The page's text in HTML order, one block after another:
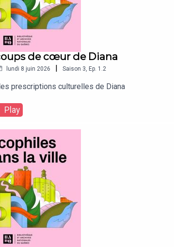
de cœur de Diana
lundi 8 juin 2026 | Saison 3 Ep. 1.2
prescriptions culturelles de Diana
Play